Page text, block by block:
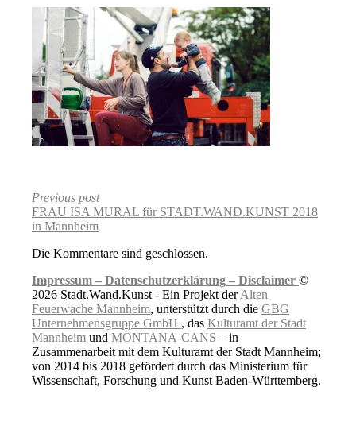
Previous post
FRAU ISA MURAL für STADT.WAND.KUNST 2018
in Mannheim
Die Kommentare sind geschlossen.
Impressum – Datenschutzerklärung – Disclaimer ©
2026 Stadt.Wand.Kunst - Ein Projekt derAlten
Feuerwache Mannheim, unterstützt durch die GBG
Unternehmensgruppe GmbH , das Kulturamt der Stadt
Mannheim und MONTANA-CANS – in
Zusammenarbeit mit dem Kulturamt der Stadt Mannheim;
von 2014 bis 2018 gefördert durch das Ministerium für
Wissenschaft, Forschung und Kunst Baden-Württemberg.